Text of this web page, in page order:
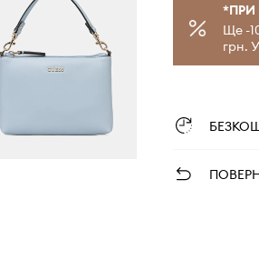
*ПРИ
Ще -
грн.